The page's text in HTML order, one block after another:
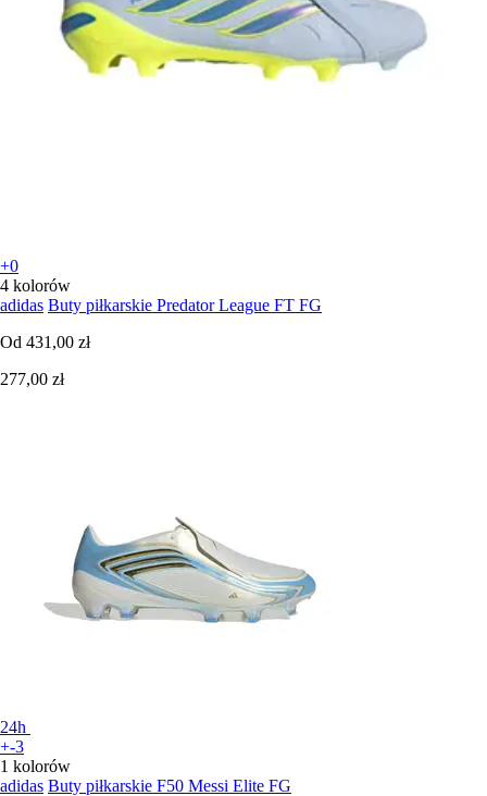
+0
4 kolorów
adidas Buty piłkarskie Predator League FT FG
Od 431,00 zł
277,00 zł
24h
+-3
1 kolorów
adidas Buty piłkarskie F50 Messi Elite FG